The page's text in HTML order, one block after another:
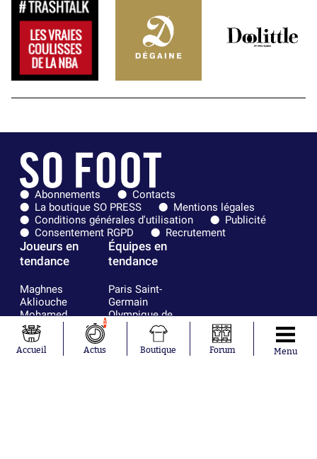
Abonnements
Contacts
La boutique SO PRESS
Mentions légales
Conditions générales d'utilisation
Publicité
Consentement RGPD
Recrutement
Joueurs en
tendance
Maghnes
Akliouche
Mohamed
Salah
Lionel Messi
Ferrán Torres
Équipes en
tendance
Paris Saint-
Germain
Olympique de
Marseille
Real Madrid
FIFA
Accueil
1
Actus Boutique Forum Menu